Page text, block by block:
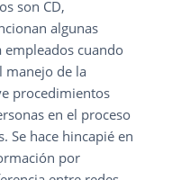
son CD,
algunas
empleados cuando
manejo de la
procedimientos
en el proceso
Se hace hincapié en
por